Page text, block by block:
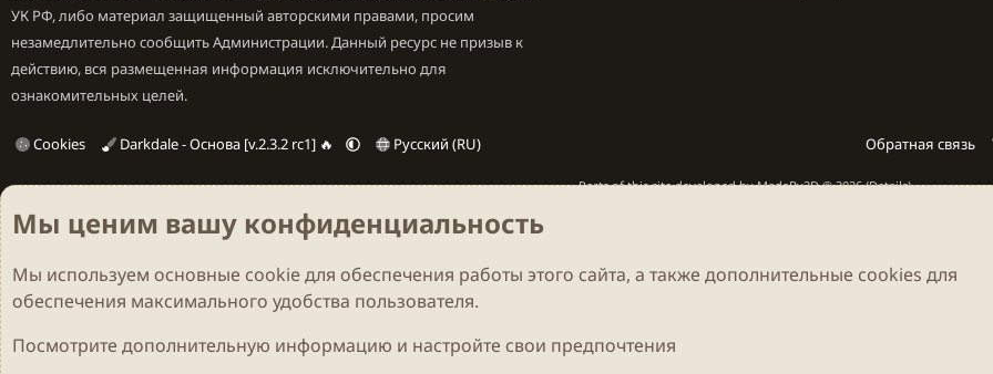
УК РФ, либо материал защищенный авторскими правами, просим
незамедлительно сообщить Администрации. Данный ресурс не призыв к
действию, вся размещенная информация исключительно для
ознакомительных целей.
Cookies Darkdale - Основа [v.2.3.2 rc1] 🔥 Русский (RU) Обратная связь
Parts of this site developed byMadeBy2D© 2026 (Details)
Мы ценим вашу конфиденциальность
Мы используем основные cookieдля обеспечения работы этого сайта, а также дополнительные cookies для
обеспечения максимального удобства пользователя.
Посмотрите дополнительную информацию и настройте свои предпочтения